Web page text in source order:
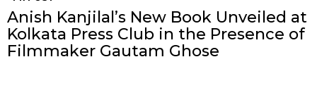
Anish Kanjilal’s New Book Unveiled at
Kolkata Press Club in the Presence of
Filmmaker Gautam Ghose